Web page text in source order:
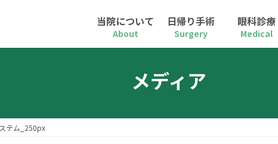
当院について
About
日帰り手術
Surgery
眼科診療
Medical
メディア
テム_250px